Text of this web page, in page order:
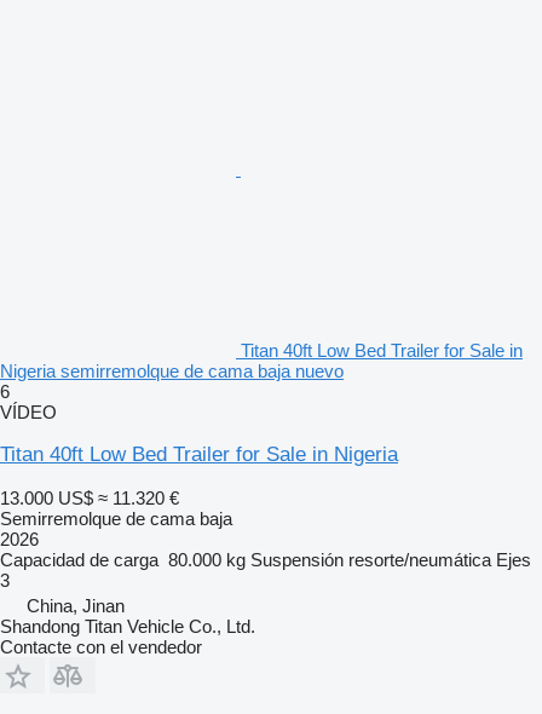
Titan 40ft Low Bed Trailer for Sale in
Nigeria semirremolque de cama baja nuevo
6
VÍDEO
Titan 40ft Low Bed Trailer for Sale in Nigeria
13.000 US$ ≈ 11.320 €
Semirremolque de cama baja
2026
Capacidad de carga 80.000 kg Suspensión resorte/neumática Ejes
3
China, Jinan
Shandong Titan Vehicle Co., Ltd.
Contacte con el vendedor